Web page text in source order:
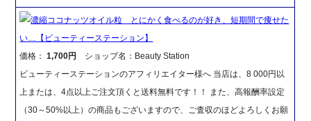
濃縮ココナッツオイル粒 とにかく食べるのが好き、短期間で痩せた
い…【ビューティーステーション】
価格：1,700円
ショップ名：Beauty Station
ビューティーステーションのアフィリエイター様へ 当店は、8 000円以
上または、4点以上ご注文頂くと送料無料です！！ また、高報酬率設定
（30～50%以上）の商品もございますので、ご査収のほどよろしくお願